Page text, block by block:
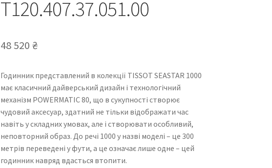
T120.407.37.051.00
48 520 ₴
Годинник представлений в колекції TISSOT SEASTAR 1000
має класичний дайверський дизайн і технологічний
механізм POWERMATIC 80, що в сукупності створює
чудовий аксесуар, здатний не тільки відображати час
навіть у складних умовах, але і створювати особливий,
неповторний образ. До речі 1000 у назві моделі – це 300
метрів переведені у фути, а це означає лише одне – цей
годинник навряд вдасться втопити.